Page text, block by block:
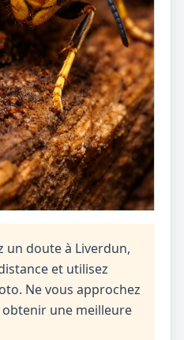
un doute à Liverdun,
et utilisez
Ne vous approchez
obtenir une meilleure